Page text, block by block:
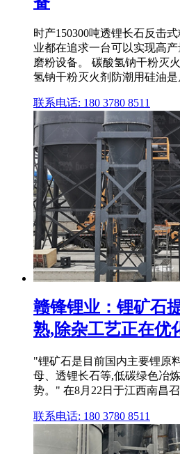
时产150300吨透锂长石反击
业都在追求一台可以实现高
磨粉设备。 碳酸氢钠干粉灭
氢钠干粉灭火剂防潮用硅油是
联系电话: 180 3780 8511
赣锋锂业：锂矿石
熟,除杂工艺正在优
"锂矿石是目前国内主要锂原
母、透锂长石等,低碳绿色冶
势。" 在8月22日于江西南昌
联系电话: 180 3780 8511